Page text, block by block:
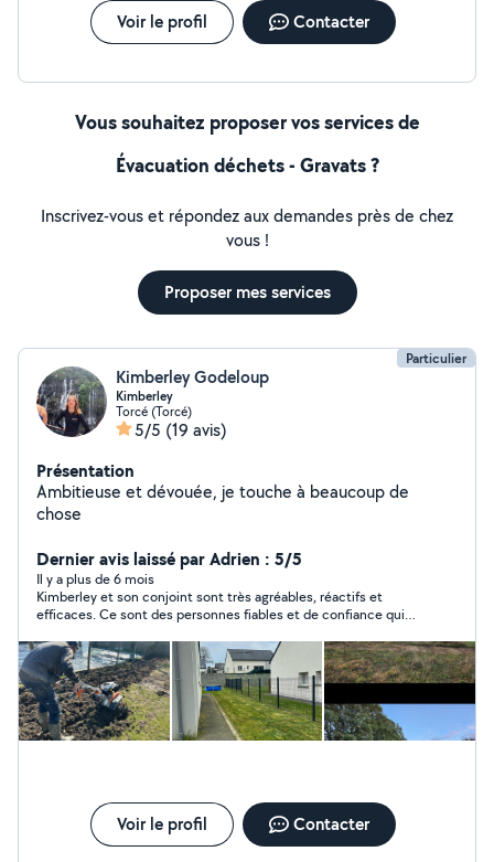
Voir le profil Contacter
Vous souhaitez proposer vos services de
Évacuation déchets - Gravats ?
Inscrivez-vous et répondez aux demandes près de chez
vous !
Proposer mes services
Particulier
Kimberley Godeloup
Kimberley
Torcé (Torcé)
5/5 (19 avis)
Présentation
Ambitieuse et dévouée, je touche à beaucoup de
chose
Dernier avis laissé par Adrien : 5/5
Il y a plus de 6 mois
Kimberley et son conjoint sont très agréables, réactifs et
efficaces. Ce sont des personnes fiables et de confiance qui
de qualité.
Voir le profil Contacter